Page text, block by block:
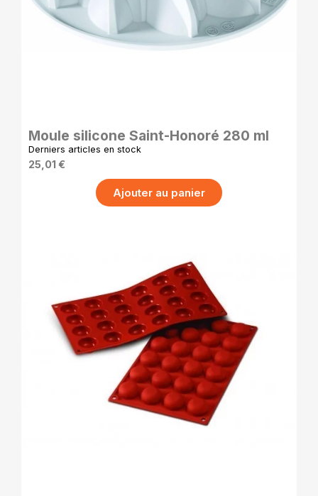
Moule silicone Saint-Honoré 280 ml
Derniers articles en stock
25,01 €
Ajouter au panier